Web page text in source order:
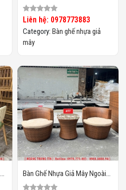
Trời HTT130
Liên hệ: 0978773883
Category: Bàn ghế nhựa giả
mây
Bàn Ghế Nhựa Giả Mây Ngoài
Trời HTT128